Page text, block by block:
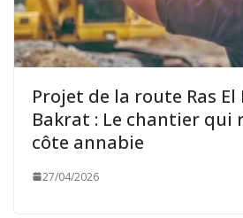
Projet de la route Ras El
Bakrat : Le chantier qui
côte annabie
27/04/2026